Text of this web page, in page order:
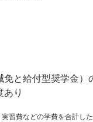
と給付型奨学金）
あり
習費などの学費を合計した